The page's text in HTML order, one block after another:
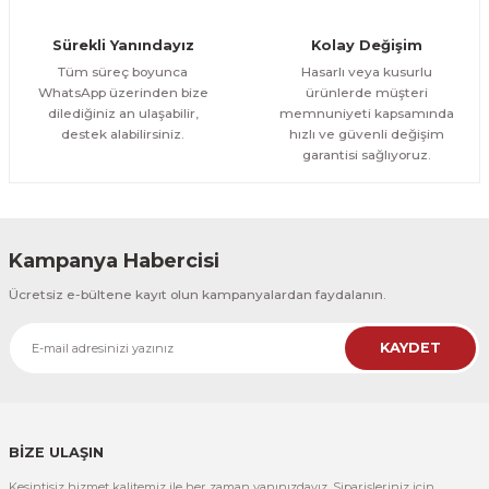
300,00 TL %25
CeSht
CeSht
Pembe Fonlu Good Things Are Coming Yazılı Tek Parça Ahşap Çerçeveli
500,00 TL
Sürekli Yanındayız
Tüm süreç boyunca
WhatsApp üzerinden bize
dilediğiniz an ulaşabilir,
destek alabilirsiniz.
Kolay Değişim
Hasarlı veya kusurlu
ürünlerde müşteri
memnuniyeti kapsamında
hızlı ve güvenli değişim
garantisi sağlıyoruz.
Kampanya Habercisi
Ücretsiz e-bültene kayıt olun kampanyalardan faydalanın.
KAYDET
BİZE ULAŞIN